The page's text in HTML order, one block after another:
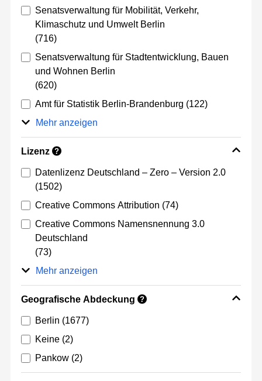
Senatsverwaltung für Mobilität, Verkehr,
Klimaschutz und Umwelt Berlin
(716)
Senatsverwaltung für Stadtentwicklung, Bauen
und Wohnen Berlin
(620)
Amt für Statistik Berlin-Brandenburg (122)
Mehr anzeigen
Lizenz ?
Datenlizenz Deutschland – Zero – Version 2.0
(1502)
Creative Commons Attribution (74)
Creative Commons Namensnennung 3.0
Deutschland
(73)
Mehr anzeigen
Geografische Abdeckung ?
Berlin (1677)
Keine (2)
Pankow (2)